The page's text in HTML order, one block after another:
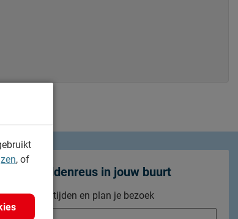
de Beddenreus in jouw buurt
openingstijden en plan je bezoek
, of